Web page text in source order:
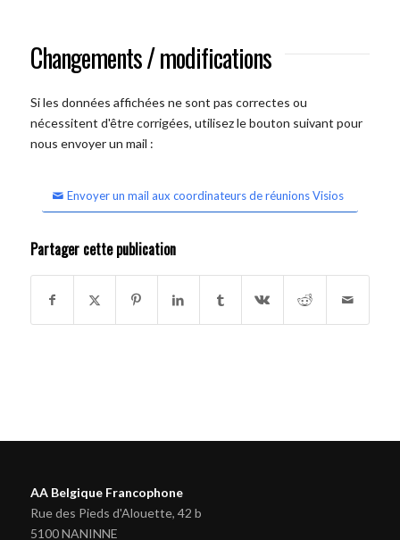
Changements / modifications
Si les données affichées ne sont pas correctes ou
nécessitent d'être corrigées, utilisez le bouton suivant pour
nous envoyer un mail :
Envoyer un mail aux coordinateurs de réunions Visios
Partager cette publication
AA Belgique Francophone
Rue des Pieds d'Alouette, 42 b
5100 NANINNE